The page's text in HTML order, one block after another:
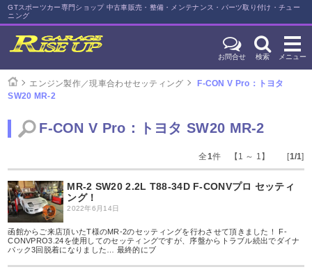
GTスポーツカー専門ショップ 中古車販売・整備・メンテナンス・パーツ取り付け・チュー
ニング
お問合せ 検索 メニュー
エンジン製作／現車合わせセッティング
F-CON V Pro：トヨタ
SW20 MR-2
F-CON V Pro：トヨタ SW20 MR-2
全1件 【1 ～ 1】 [1/1]
MR-2 SW20 2.2L T88-34D F-CONVプロ セッティ
ング！
2022年6月14日
函館からご来店頂いたT様のMR-2のセッティングを行わさせて頂きました！ F-
CONVPRO3.24を使用してのセッティングですが、序盤からトラブル続出でダイナ
パック3回脱着になりました… 最終的にブ